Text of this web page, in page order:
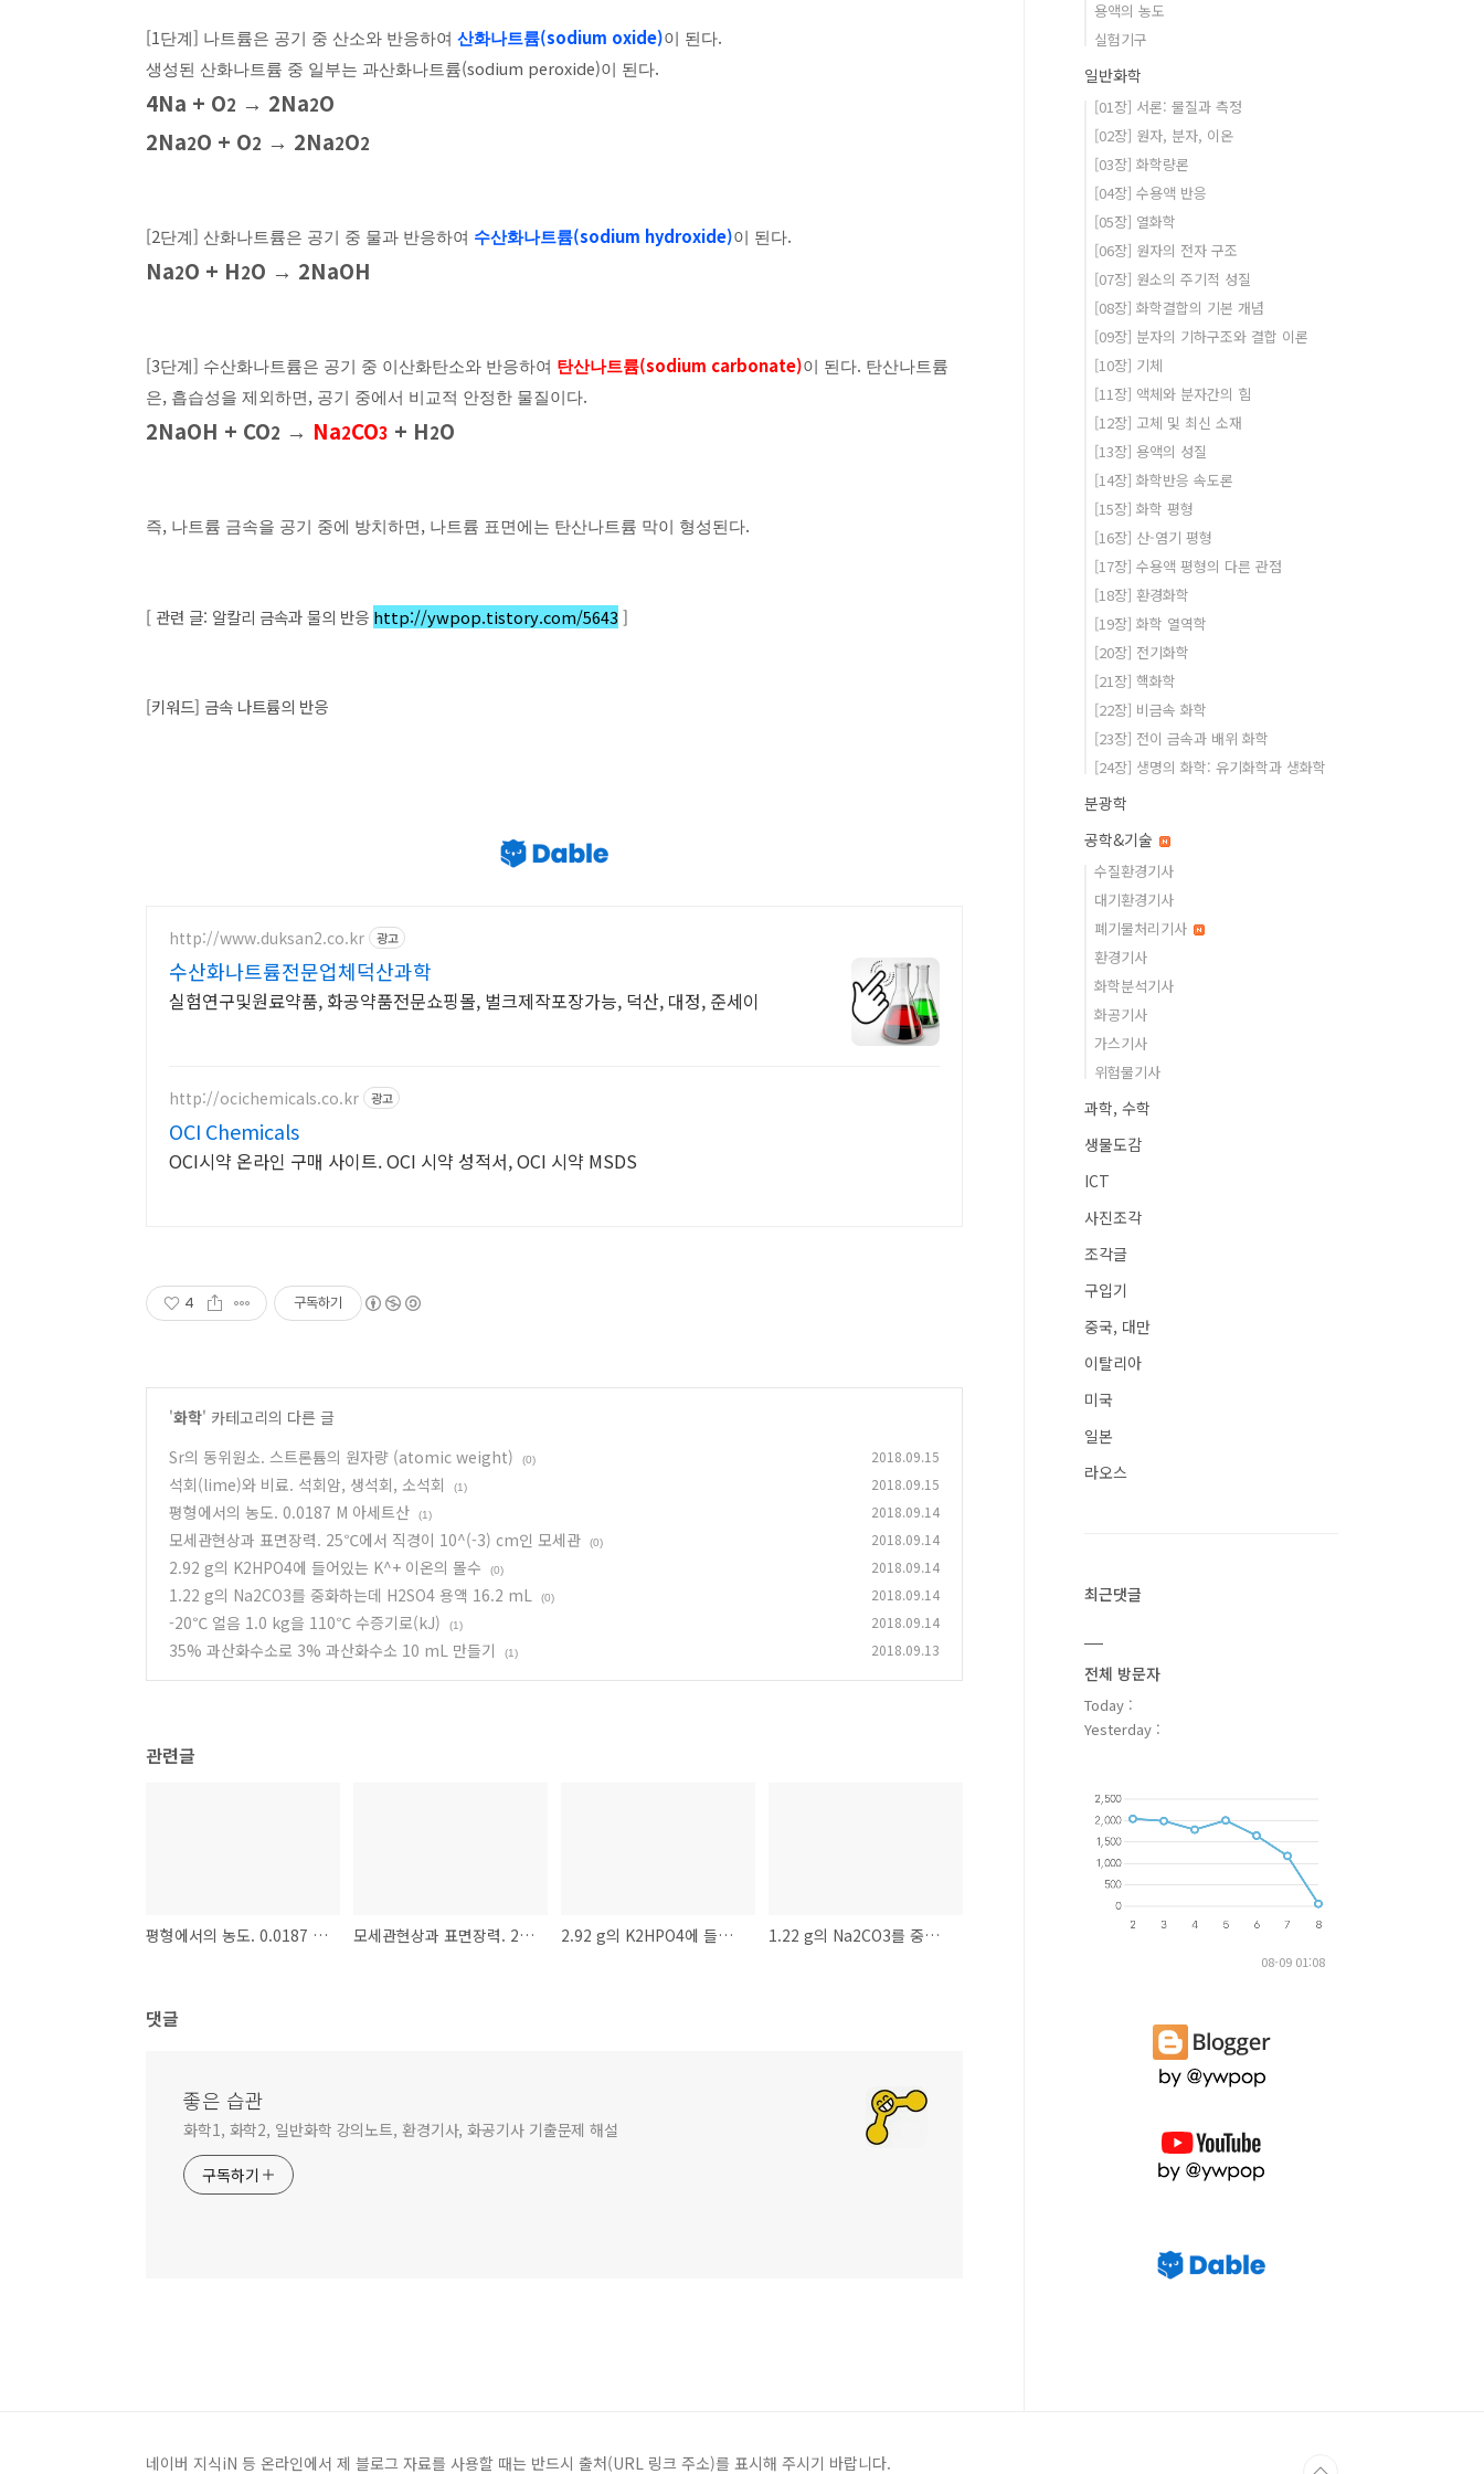
[1단계 ] 나트륨은 공기 중 산소와 반응하여 산화나트륨(sodium oxide)이 된다.
생성된 산화나트륨 중 일부는 과산화나트륨(sodium peroxide)이 된다.
4Na + O2 → 2Na2O
2Na2O + O2 → 2Na2O2
[2단계 ] 산화나트륨은 공기 중 물과 반응하여 수산화나트륨(sodium hydroxide)이 된다.
Na2O + H2O → 2NaOH
[3단계 ] 수산화나트륨은 공기 중 이산화탄소와 반응하여 탄산나트륨(sodium carbonate)이 된다. 탄산나트륨
은, 흡습성을 제외하면 , 공기 중에서 비교적 안정한 물질이다.
2NaOH + CO2 → Na2CO3 + H2O
즉, 나트륨 금속을 공기 중에 방치하면 , 나트륨 표면에는 탄산나트륨 막이 형성된다.
[ 관련 글: 알칼리 금속과 물의 반응 http://ywpop.tistory.com/5643 ]
[키워드] 금속 나트륨의 반응
http://www.duksan2.co.kr 광고
수산화나트륨전문업체덕산과학
실험연구및원료약품, 화공약품전문쇼핑몰, 벌크제작포장가능, 덕산, 대정, 준세이
http://ocichemicals.co.kr 광고
OCI Chemicals
OCI시약 온라인 구매 사이트. OCI 시약 성적서, OCI 시약 MSDS
4 구독하기
'화학' 카테고리의 다른 글
Sr의 동위원소. 스트론튬의 원자량 (atomic weight)
(0) 2018.09.15
석회(lime)와 비료. 석회암, 생석회, 소석회 (1) 2018.09.15
평형에서의 농도. 0.0187 M 아세트산 (1) 2018.09.14
모세관현상과 표면장력. 25℃에서 직경이 10^(-3) cm인 모세관 (0) 2018.09.14
2.92 g의 K2HPO4에 들어있는 K^+ 이온의 몰수 (0) 2018.09.14
1.22 g의 Na2CO3를 중화하는데 H2SO4 용액 16.2 mL (0) 2018.09.14
-20℃ 얼음 1.0 kg을 110℃ 수증기로(kJ) (1) 2018.09.14
35% 과산화수소로 3% 과산화수소 10 mL 만들기 (1) 2018.09.13
관련글
평형에서의 농도. 0.0187 M 아세트산 모세관현상과 표면장력. 25℃에서 직경이 10^(-3) cm인 모세관 2.92 g의 K2HPO4에 들어있는 K^+ 이온의 몰수 1.22 g의 Na2CO3를 중화하는데 H2SO4 용액 16.2 mL
댓글
좋은 습관
화학1, 화학2, 일반화학 강의노트, 환경기사, 화공기사 기출문제 해설
구독하기
용액의 농도
실험기구
일반화학
[01장] 서론: 물질과 측정
[02장] 원자, 분자, 이온
[03장] 화학량론
[04장] 수용액 반응
[05장] 열화학
[06장] 원자의 전자 구조
[07장] 원소의 주기적 성질
[08장] 화학결합의 기본 개념
[09장] 분자의 기하구조와 결합 이론
[10장] 기체
[11장] 액체와 분자간의 힘
[12장] 고체 및 최신 소재
[13장] 용액의 성질
[14장] 화학반응 속도론
[15장] 화학 평형
[16장] 산-염기 평형
[17장] 수용액 평형의 다른 관점
[18장] 환경화학
[19장] 화학 열역학
[20장] 전기화학
[21장] 핵화학
[22장] 비금속 화학
[23장] 전이 금속과 배위 화학
[24장] 생명의 화학: 유기화학과 생화학
분광학
공학&기술
수질환경기사
대기환경기사
폐기물처리기사
환경기사
화학분석기사
화공기사
가스기사
위험물기사
과학, 수학
생물도감
ICT
사진조각
조각글
구입기
중국, 대만
이탈리아
미국
일본
라오스
최근댓글
전체 방문자
Today :
Yesterday :
08-09 01:08
네이버 지식iN 등 온라인에서 제 블로그 자료를 사용할 때는 반드시 출처(URL 링크 주소)를 표시해 주시기 바랍니다.